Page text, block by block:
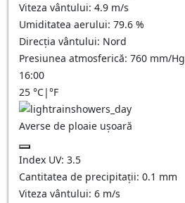
Viteza vântului: 4.9 m/s
Umiditatea aerului: 79.6 %
Direcția vântului: Nord
Presiunea atmosferică: 760 mm/Hg
16:00
25 °C|°F
Averse de ploaie ușoară
Index UV: 3.5
Cantitatea de precipitații: 0.1 mm
Viteza vântului: 6 m/s